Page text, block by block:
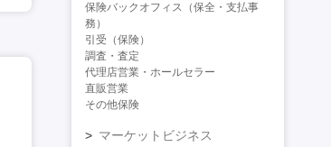
保険バックオフィス（保全・支払事
務）
引受（保険）
調査・査定
代理店営業・ホールセラー
直販営業
その他保険
マーケットビジネス